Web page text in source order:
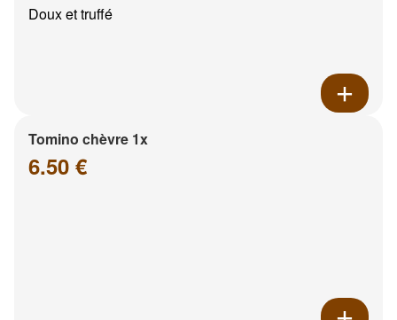
Doux et truffé
Tomino chèvre 1x
6.50 €